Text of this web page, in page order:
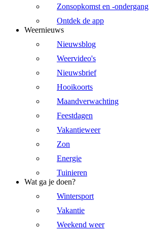
Zonsopkomst en -ondergang
Ontdek de app
Weernieuws
Nieuwsblog
Weervideo's
Nieuwsbrief
Hooikoorts
Maandverwachting
Feestdagen
Vakantieweer
Zon
Energie
Tuinieren
Wat ga je doen?
Wintersport
Vakantie
Weekend weer